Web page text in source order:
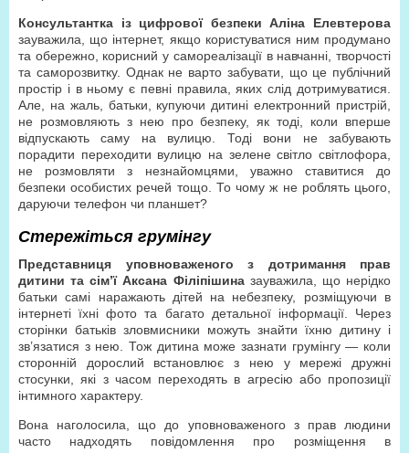
Консультантка із цифрової безпеки Аліна Елевтерова
зауважила, що інтернет, якщо користуватися ним продумано
та обережно, корисний у самореалізації в навчанні, творчості
та саморозвитку. Однак не варто забувати, що це публічний
простір і в ньому є певні правила, яких слід дотримуватися.
Але, на жаль, батьки, купуючи дитині електронний пристрій,
не розмовляють з нею про безпеку, як тоді, коли вперше
відпускають саму на вулицю. Тоді вони не забувають
порадити переходити вулицю на зелене світло світлофора,
не розмовляти з незнайомцями, уважно ставитися до
безпеки особистих речей тощо. То чому ж не роблять цього,
даруючи телефон чи планшет?
Стережіться грумінгу
Представниця уповноваженого з дотримання прав
дитини та сім’ї Аксана Філіпішина зауважила, що нерідко
батьки самі наражають дітей на небезпеку, розміщуючи в
інтернеті їхні фото та багато детальної інформації. Через
сторінки батьків зловмисники можуть знайти їхню дитину і
зв’язатися з нею. Тож дитина може зазнати грумінгу — коли
сторонній дорослий встановлює з нею у мережі дружні
стосунки, які з часом переходять в агресію або пропозиції
інтимного характеру.
Вона наголосила, що до уповноваженого з прав людини
часто надходять повідомлення про розміщення в